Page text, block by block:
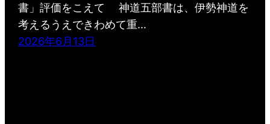
書」評価をこえて 神道五部書は、伊勢神道を
考えるうえできわめて重…
2026年6月13日